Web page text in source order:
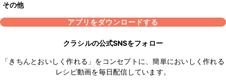
その他
アプリをダウンロードする
クラシルの公式SNSをフォロー
「きちんとおいしく作れる」をコンセプトに、簡単においしく作れる
レシピ動画を毎日配信しています。